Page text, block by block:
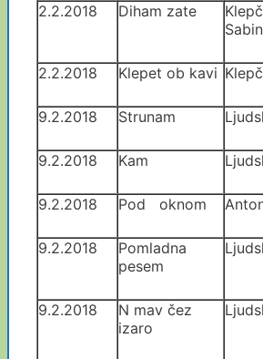
2.2.2018 Diham zate
2.2.2018 Klepet ob kavi
9.2.2018 Strunam
9.2.2018 Kam
9.2.2018 Pod oknom
9.2.2018
Pomladna
pesem
9.2.2018
N mav čez
izaro